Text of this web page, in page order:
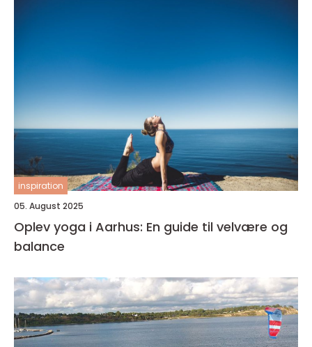
inspiration
05. August 2025
Oplev yoga i Aarhus: En guide til velvære og
balance